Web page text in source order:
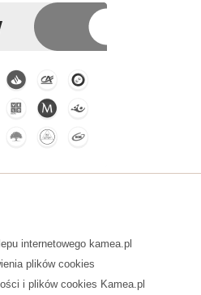
internetowego kamea.pl
plików cookies
i plików cookies Kamea.pl